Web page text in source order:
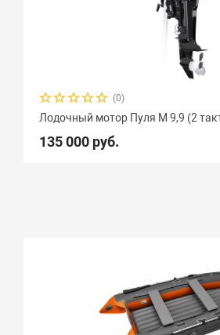
(0)
Лодочный мотор Пуля М 9,9 (2
135 000 руб.